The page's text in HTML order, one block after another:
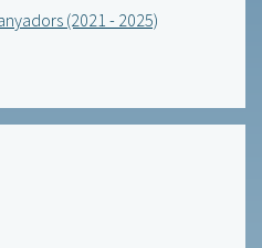
(2021 - 2025)